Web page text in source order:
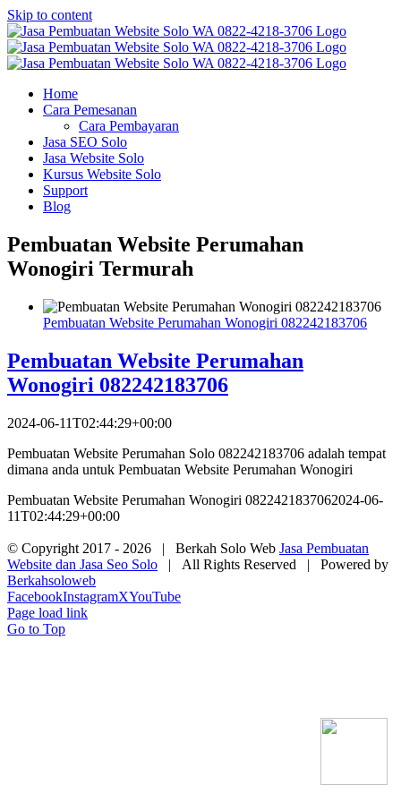
Skip to content
Home
Cara Pemesanan
Cara Pembayaran
Jasa SEO Solo
Jasa Website Solo
Kursus Website Solo
Support
Blog
Pembuatan Website Perumahan
Wonogiri Termurah
Pembuatan Website Perumahan Wonogiri 082242183706
Pembuatan Website Perumahan
Wonogiri 082242183706
2024-06-11T02:44:29+00:00
Pembuatan Website Perumahan Solo 082242183706 adalah tempat
dimana anda untuk Pembuatan Website Perumahan Wonogiri
Pembuatan Website Perumahan Wonogiri 0822421837062024-06-
11T02:44:29+00:00
© Copyright 2017 - 2026 | Berkah Solo Web Jasa Pembuatan
Website dan Jasa Seo Solo | All Rights Reserved | Powered by
Berkahsoloweb
FacebookInstagramXYouTube
Page load link
Go to Top